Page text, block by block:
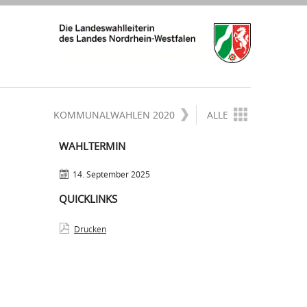
KOMMUNALWAHLEN 2020 ALLE
WAHLTERMIN
14. September 2025
QUICKLINKS
Drucken